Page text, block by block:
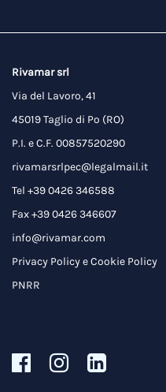
Rivamar srl
Via del Lavoro, 41
45019 Taglio di Po (RO)
P.I. e C.F. 00857520290
rivamarsrlpec@legalmail.it
Tel +39 0426 346588
Fax +39 0426 346607
info@rivamar.com
Privacy PolicyeCookie Policy
PNRR